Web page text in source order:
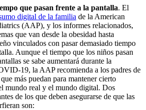
que pasan frente a la pantalla. El
digital de la familia de la American
(AAP), y los informes relacionados,
que van desde la obesidad hasta
vinculados con pasar demasiado tiempo
Aunque el tiempo que los niños pasan
se sabe aumentará durante la
19, la AAP recomienda a los padres de
más puedan para mantener cierto
mundo real y el mundo digital. Dos
de los que deben asegurarse de que las
son: